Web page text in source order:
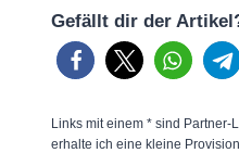
Gefällt dir der
Links mit einem * sind
erhalte ich eine kleine